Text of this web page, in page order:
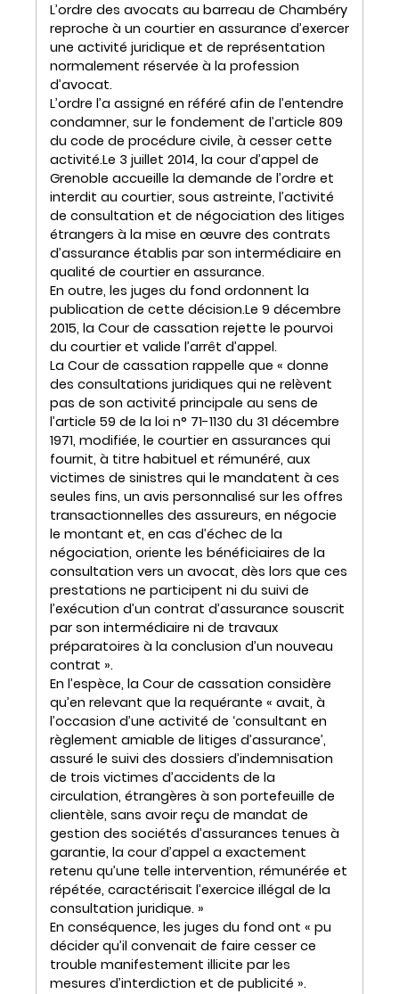
L’ordre des avocats au barreau de Chambéry
reproche à un courtier en assurance d’exercer
une activité juridique et de représentation
normalement réservée à la profession
d’avocat.
L’ordre l’a assigné en référé afin de l’entendre
condamner, sur le fondement de l’article 809
du code de procédure civile, à cesser cette
activité.Le 3 juillet 2014, la cour d’appel de
Grenoble accueille la demande de l’ordre et
interdit au courtier, sous astreinte, l’activité
de consultation et de négociation des litiges
étrangers à la mise en œuvre des contrats
d’assurance établis par son intermédiaire en
qualité de courtier en assurance.
En outre, les juges du fond ordonnent la
publication de cette décision.Le 9 décembre
2015, la Cour de cassation rejette le pourvoi
du courtier et valide l’arrêt d’appel.
La Cour de cassation rappelle que « donne
des consultations juridiques qui ne relèvent
pas de son activité principale au sens de
l’article 59 de la loi n° 71-1130 du 31 décembre
1971, modifiée, le courtier en assurances qui
fournit, à titre habituel et rémunéré, aux
victimes de sinistres qui le mandatent à ces
seules fins, un avis personnalisé sur les offres
transactionnelles des assureurs, en négocie
le montant et, en cas d’échec de la
négociation, oriente les bénéficiaires de la
consultation vers un avocat, dès lors que ces
prestations ne participent ni du suivi de
l’exécution d’un contrat d’assurance souscrit
par son intermédiaire ni de travaux
préparatoires à la conclusion d’un nouveau
contrat ».
En l’espèce, la Cour de cassation considère
qu’en relevant que la requérante « avait, à
l’occasion d’une activité de ‘consultant en
règlement amiable de litiges d’assurance’,
assuré le suivi des dossiers d’indemnisation
de trois victimes d’accidents de la
circulation, étrangères à son portefeuille de
clientèle, sans avoir reçu de mandat de
gestion des sociétés d’assurances tenues à
garantie, la cour d’appel a exactement
retenu qu’une telle intervention, rémunérée et
répétée, caractérisait l’exercice illégal de la
consultation juridique. »
En conséquence, les juges du fond ont « pu
décider qu’il convenait de faire cesser ce
trouble manifestement illicite par les
mesures d’interdiction et de publicité ».